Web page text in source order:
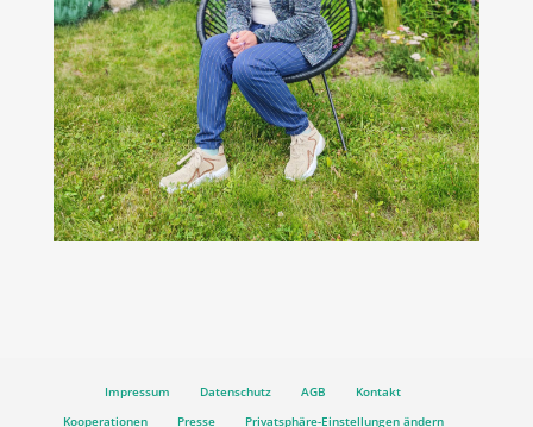
Impressum Datenschutz AGB
Kontakt
Kooperationen
Presse Privatsphäre-Einstellungen ändern